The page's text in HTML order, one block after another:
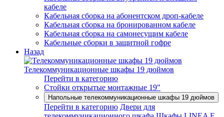
кабеле
Кабельная сборка на абонентском дроп-кабеле
Кабельная сборка на бронированном кабеле
Кабельная сборка на самонесущим кабеле
Кабельные сборки в защитной гофре
Назад
Телекоммуникационные шкафы 19 дюймов
Перейти в категорию
Стойки открытые монтажные 19"
Напольные телекоммуникационные шкафы 19 дюймов
Перейти в категорию Двери для